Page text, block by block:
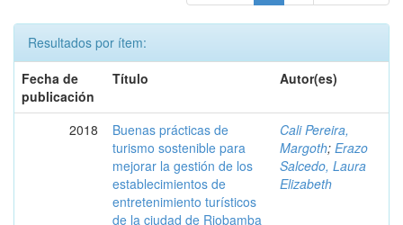
Resultados por ítem:
Fecha de
publicación
Título Autor(es)
2018
Buenas prácticas de
turismo sostenible para
mejorar la gestión de los
establecimientos de
entretenimiento turísticos
de la ciudad de Riobamba
Cali Pereira,
Margoth; Erazo
Salcedo, Laura
Elizabeth